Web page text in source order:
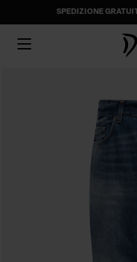
SPEDIZIONE